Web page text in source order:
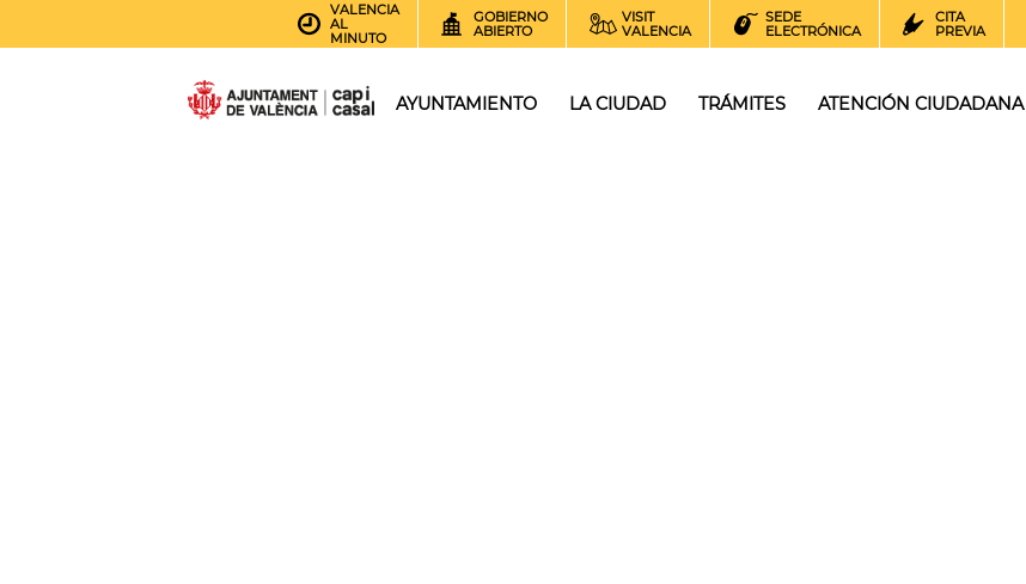
VALENCIA
AL
MINUTO
GOBIERNO
ABIERTO
VISIT
VALENCIA
SEDE
ELECTRÓNICA
CITA
PREVIA
AYUNTAMIENTO LA CIUDAD TRÁMITES ATENCIÓN CIUDADANA